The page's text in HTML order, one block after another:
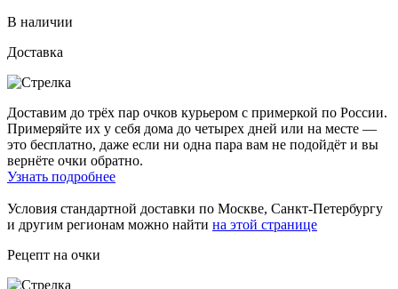
В наличии
Доставка
Доставим до трёх пар очков курьером с примеркой по России.
Примеряйте их у себя дома до четырех дней или на месте —
это бесплатно, даже если ни одна пара вам не подойдёт и вы
вернёте очки обратно.
Узнать подробнее
Условия стандартной доставки по Москве, Санкт-Петербургу
и другим регионам можно найти на этой странице
Рецепт на очки